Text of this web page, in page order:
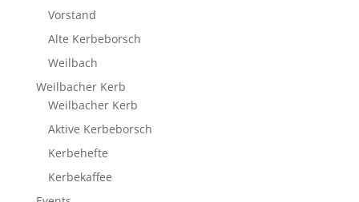
Vorstand
Alte Kerbeborsch
Weilbach
Weilbacher Kerb
Weilbacher Kerb
Aktive Kerbeborsch
Kerbehefte
Kerbekaffee